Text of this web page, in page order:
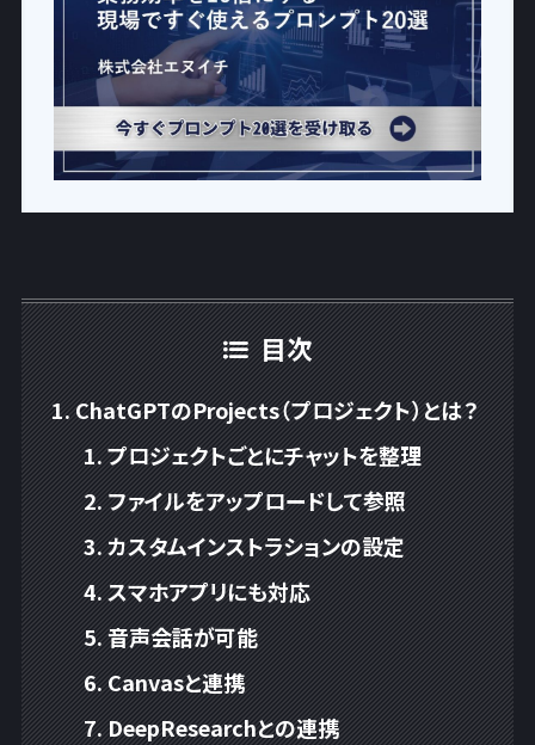
目次
ChatGPTのProjects（プロジェクト）とは？
プロジェクトごとにチャットを整理
ファイルをアップロードして参照
カスタムインストラションの設定
スマホアプリにも対応
音声会話が可能
Canvasと連携
DeepResearchとの連携